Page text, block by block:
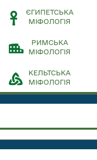
ЄГИПЕТСЬКА
МІФОЛОГІЯ
РИМСЬКА
МІФОЛОГІЯ
КЕЛЬТСЬКА
МІФОЛОГІЯ